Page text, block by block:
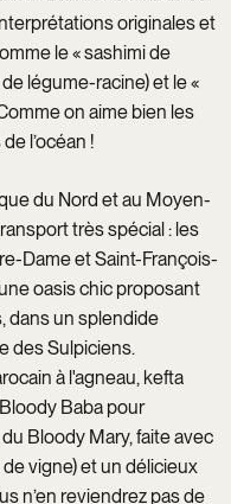
originales et
le « sashimi de
légume-racine) et le «
on aime bien les
l’océan !
du Nord et au Moyen-
très spécial : les
Dame et Saint-François-
oasis chic proposant
dans un splendide
des Sulpiciens.
à l'agneau, kefta
Baba pour
Bloody Mary, faite avec
de vigne) et un délicieux
n’en reviendrez pas de